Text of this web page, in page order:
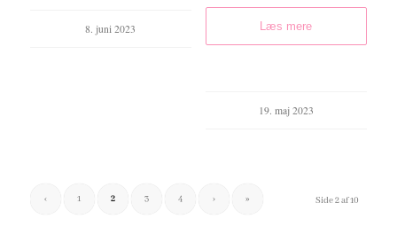
8. juni 2023 Læs mere
19. maj 2023
Side 2 af 10
‹ 1 2 3 4 › »